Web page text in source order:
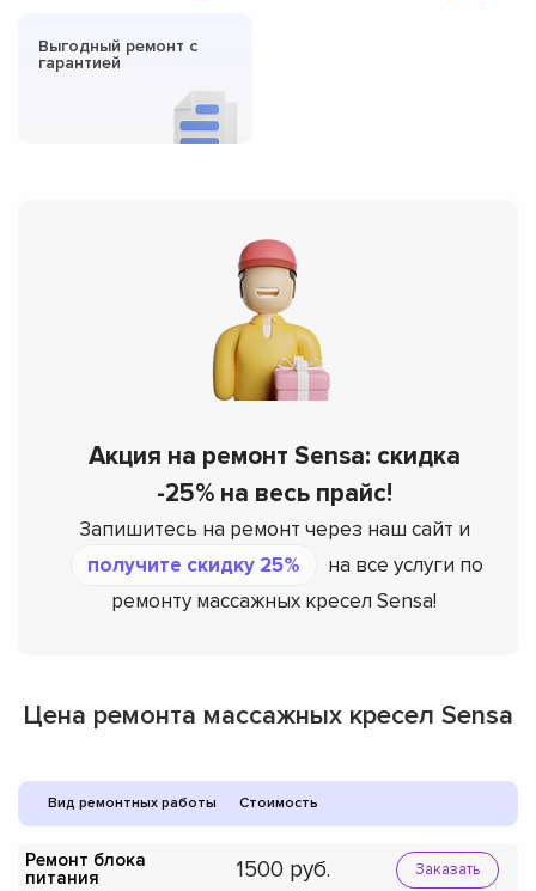
Выгодный ремонт с
гарантией
Акция на ремонт Sensa: скидка
-25% на весь прайс!
Запишитесь на ремонт через наш сайт и
получите скидку 25%
на все услуги по
ремонту массажных кресел Sensa!
Цена ремонта массажных кресел Sensa
Вид ремонтных работы Стоимость
Ремонт блока
питания
1500 Заказать